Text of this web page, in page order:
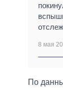
8 мая
По